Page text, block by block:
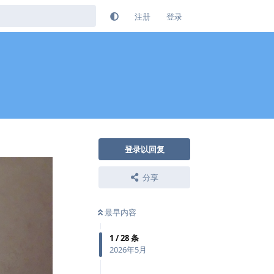
注册 登录
登录以回复
分享
最早内容
1 /28条
2026年5月